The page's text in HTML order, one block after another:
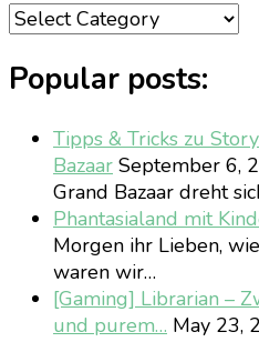
Categories
Popular posts:
Tipps & Tricks zu
Bazaar September 6,
Grand Bazaar dreht
Phantasialand mit
Morgen ihr Lieben,
waren wir…
[Gaming] Librarian –
und purem… May 23,